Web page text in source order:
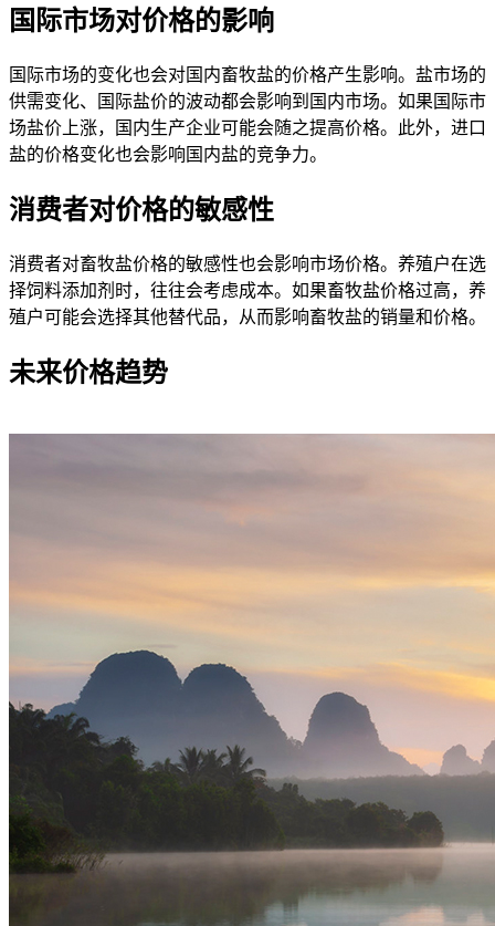
国际市场对价格的影响
国际市场的变化也会对国内畜牧盐的价格产生影响。盐市场的
供需变化、国际盐价的波动都会影响到国内市场。如果国际市
场盐价上涨，国内生产企业可能会随之提高价格。此外，进口
盐的价格变化也会影响国内盐的竞争力。
消费者对价格的敏感性
消费者对畜牧盐价格的敏感性也会影响市场价格。养殖户在选
择饲料添加剂时，往往会考虑成本。如果畜牧盐价格过高，养
殖户可能会选择其他替代品，从而影响畜牧盐的销量和价格。
未来价格趋势